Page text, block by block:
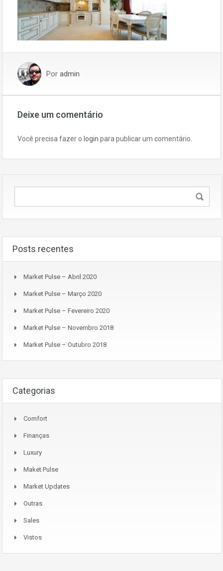
Por admin
Deixe um comentário
Você precisa fazer o login para publicar um comentário.
Posts recentes
Market Pulse – Abril 2020
Market Pulse – Março 2020
Market Pulse – Fevereiro 2020
Market Pulse – Novembro 2018
Market Pulse – Outubro 2018
Categorias
Comfort
Finanças
Luxury
Maket Pulse
Market Updates
Outras
Sales
Vistos